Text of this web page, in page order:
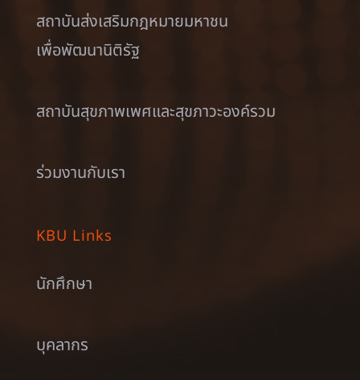
สถาบันส่งเสริมกฎหมายมหาชน
เพื่อพัฒนานิติรัฐ
สถาบันสุขภาพเพศและสุขภาวะองค์รวม
ร่วมงานกับเรา
KBU Links
นักศึกษา
บุคลากร